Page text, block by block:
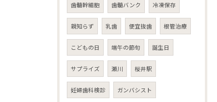
歯髄幹細胞 歯髄バンク 冷凍保存
親知らず 乳歯 便宜抜歯 根管治療
こどもの日 端午の節句 誕生日
サプライズ 瀬川 桜井駅
妊婦歯科検診 ガンバシスト